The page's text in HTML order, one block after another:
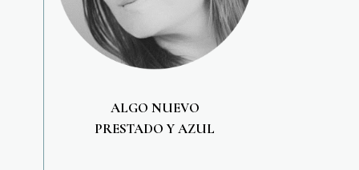
ALGO NUEVO
PRESTADO Y AZUL